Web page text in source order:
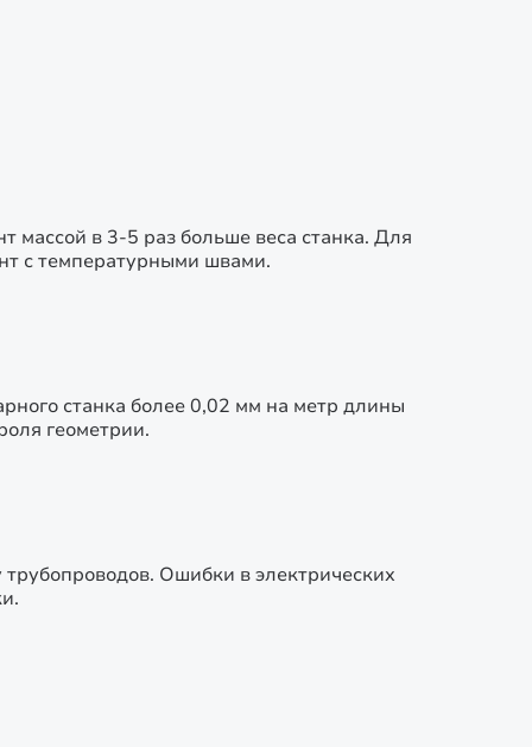
в 3-5 раз больше веса станка. Для
с температурными швами.
станка более 0,02 мм на метр длины
геометрии.
Ошибки в электрических